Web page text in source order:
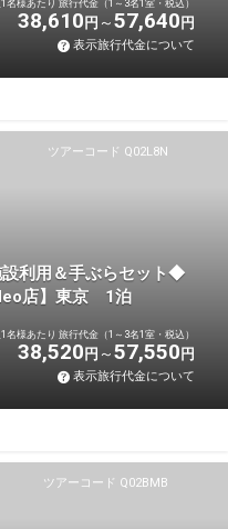
名様あたり 旅行代金（1～3名1室・税込）
38,610 円 57,640 円
表示旅行代金について
ツアーコード Q02L8N
設利用＆手ぶらセット◆
店】東京 1泊
名様あたり 旅行代金（1～3名1室・税込）
38,520 円 57,550 円
表示旅行代金について
ツアーコード Q02BMB